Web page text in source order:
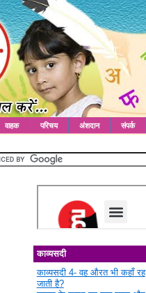
वाहक परिचय अंशदान संपर्क
काव्यसदी
काव्यसदी 4- वह औरत भी कहाँ रह
जाती है?